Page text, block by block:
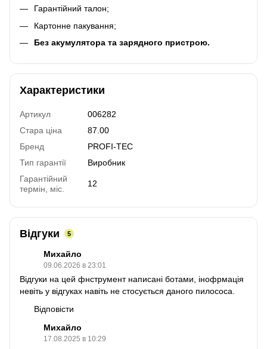
Гарантійний талон;
Картонне пакування;
Без акумулятора та зарядного пристрою.
Характеристики
Артикул
006282
Стара ціна
87.00
Бренд
PROFI-TEC
Тип гарантії
Виробник
Гарантійний
термін, міс.
12
Відгуки 5
Михайло
09.06.2026 в 23:01
Відгуки на цей фнструмент написані ботами, інофрмація
невіть у відгуках навіть не стосується даного пилососа.
Відповісти
Михайло
17.08.2025 в 10:29